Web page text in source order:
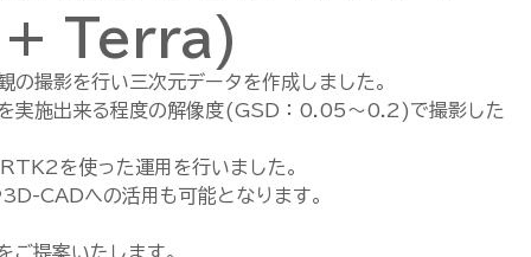
Terra)
撮影を行い三次元データを作成しました。
実施出来る程度の解像度(GSD：0.05～0.2)で撮影した
を使った運用を行いました。
CADへの活用も可能となります。
ご提案いたします。